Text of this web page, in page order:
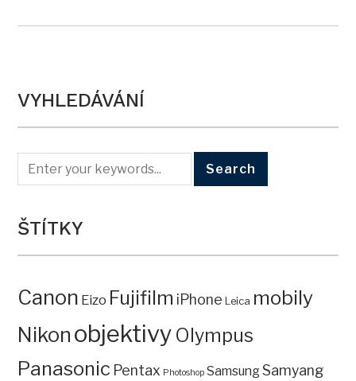
VYHLEDÁVÁNÍ
ŠTÍTKY
Canon Eizo Fujifilm iPhone Leica mobily
Nikon objektivy Olympus
Panasonic Pentax Photoshop SamsungSamyang